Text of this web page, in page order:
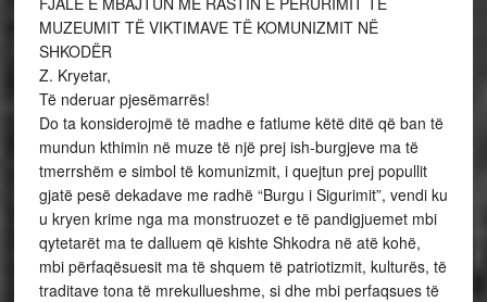
MUZEUMIT TË VIKTIMAVE TË KOMUNIZMIT NË
SHKODËR
Z. Kryetar,
Të nderuar pjesëmarrës!
Do ta konsiderojmë të madhe e fatlume këtë ditë që ban të
mundun kthimin në muze të një prej ish-burgjeve ma të
tmerrshëm e simbol të komunizmit, i quejtun prej popullit
gjatë pesë dekadave me radhë “Burgu i Sigurimit”, vendi ku
u kryen krime nga ma monstruozet e të pandigjuemet mbi
qytetarët ma te dalluem që kishte Shkodra në atë kohë,
mbi përfaqësuesit ma të shquem të patriotizmit, kulturës, të
traditave tona të mrekullueshme, si dhe mbi perfaqsues të